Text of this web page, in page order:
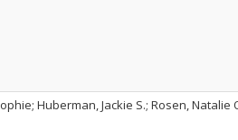
Huberman, Jackie S.; Rosen, Natalie